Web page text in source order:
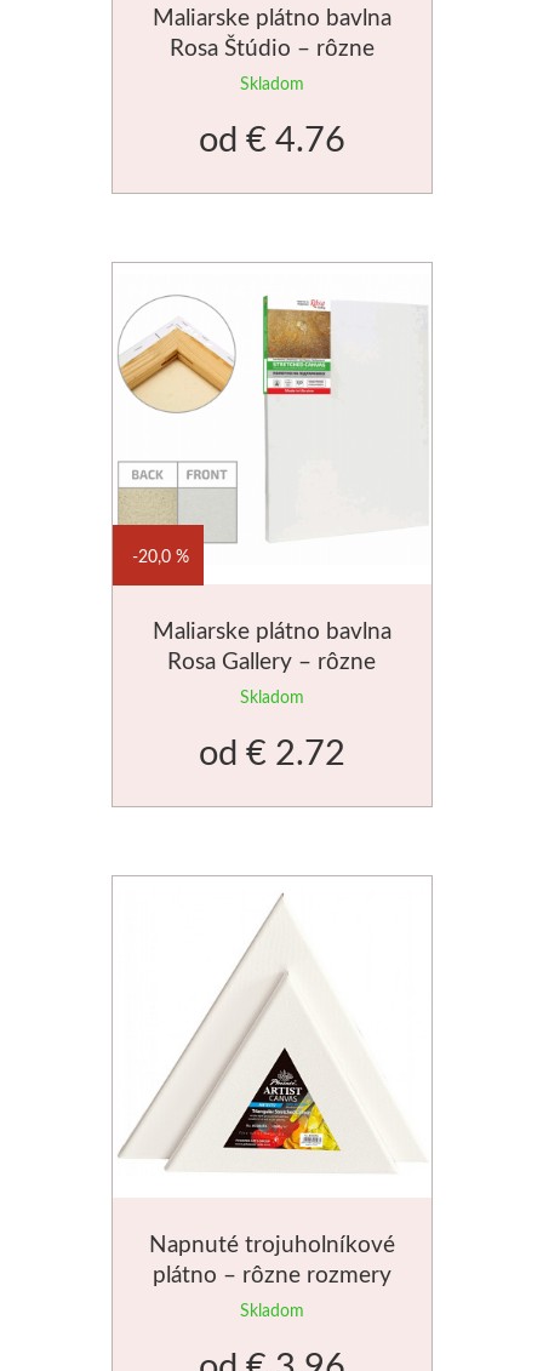
Maliarske plátno bavlna
Rosa Štúdio – rôzne
veľkosti
Skladom
od € 4.76
Maliarske plátno bavlna
Rosa Gallery – rôzne
veľkosti
Skladom
20,0 %
od € 2.72
Napnuté trojuholníkové
plátno – rôzne rozmery
Skladom